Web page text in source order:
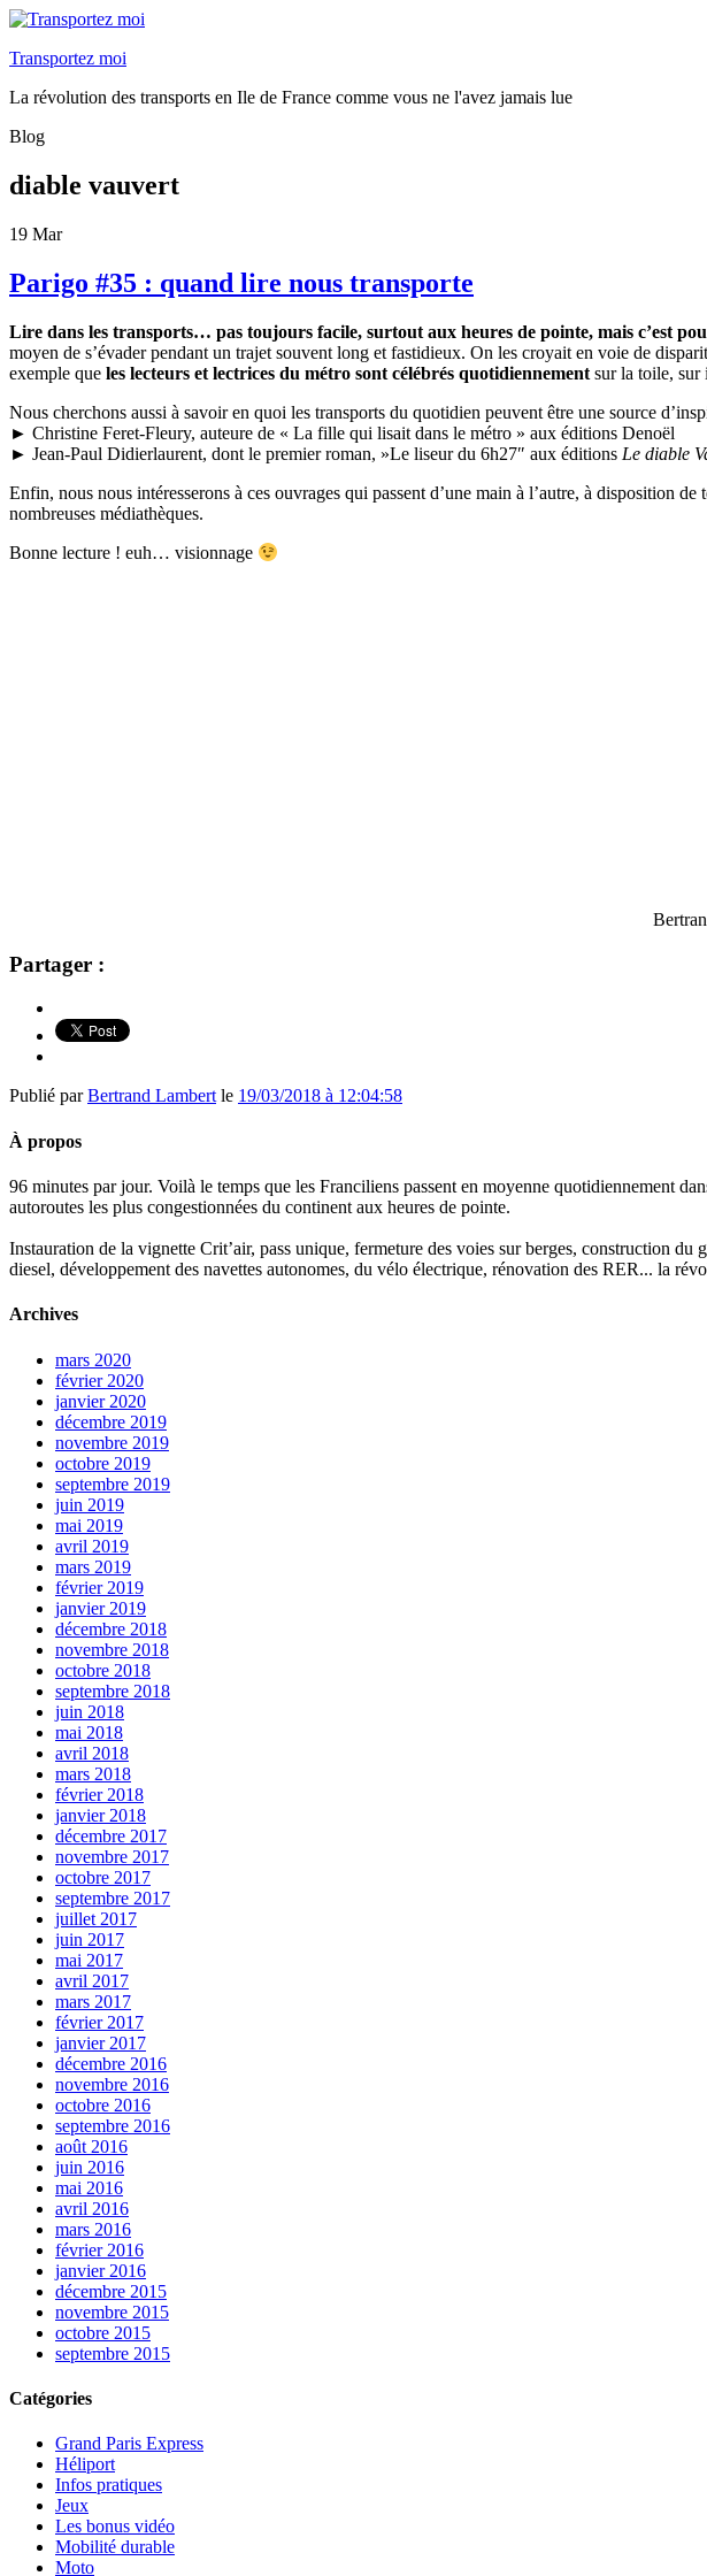
Transportez moi
La révolution des transports en Ile de France comme vous ne l'avez jamais lue
Blog
diable vauvert
19 Mar
Parigo #35 : quand lire nous transporte
Lire dans les transports… pas toujours facile, surtout aux heures de pointe, mais c’est
moyen de s’évader pendant un trajet souvent long et fastidieux. On les croyait en voie de
exemple que les lecteurs et lectrices du métro sont célébrés quotidiennement sur la toile, sur
Nous cherchons aussi à savoir en quoi les transports du quotidien peuvent être une source
► Christine Feret-Fleury, auteure de « La fille qui lisait dans le métro » aux éditions Denoël
► Jean-Paul Didierlaurent, dont le premier roman, »Le liseur du 6h27″ aux éditions Le diable
Enfin, nous nous intéresserons à ces ouvrages qui passent d’une main à l’autre, à disposition de
nombreuses médiathèques.
Bonne lecture ! euh… visionnage
Partager :
Publié parBertrand Lambertle 19/03/2018 à 12:04:58
À propos
96 minutes par jour. Voilà le temps que les Franciliens passent en moyenne quotidiennement
autoroutes les plus congestionnées du continent aux heures de pointe.
Instauration de la vignette Crit’air, pass unique, fermeture des voies sur berges, construction
diesel, développement des navettes autonomes, du vélo électrique, rénovation des RER... la
Archives
mars 2020
février 2020
janvier 2020
décembre 2019
novembre 2019
octobre 2019
septembre 2019
juin 2019
mai 2019
avril 2019
mars 2019
février 2019
janvier 2019
décembre 2018
novembre 2018
octobre 2018
septembre 2018
juin 2018
mai 2018
avril 2018
mars 2018
février 2018
janvier 2018
décembre 2017
novembre 2017
octobre 2017
septembre 2017
juillet 2017
juin 2017
mai 2017
avril 2017
mars 2017
février 2017
janvier 2017
décembre 2016
novembre 2016
octobre 2016
septembre 2016
août 2016
juin 2016
mai 2016
avril 2016
mars 2016
février 2016
janvier 2016
décembre 2015
novembre 2015
octobre 2015
septembre 2015
Catégories
Grand Paris Express
Héliport
Infos pratiques
Jeux
Les bonus vidéo
Mobilité durable
Moto